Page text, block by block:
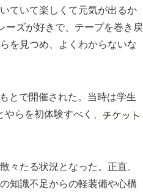
ていて楽しくて元気が出るか
ーズが好きで、テープを巻き戻
を見つめ、よくわからないな
とで開催された。当時は学生
らを初体験すべく、
たる状況となった。正直、
知識不足からの軽装備や心構